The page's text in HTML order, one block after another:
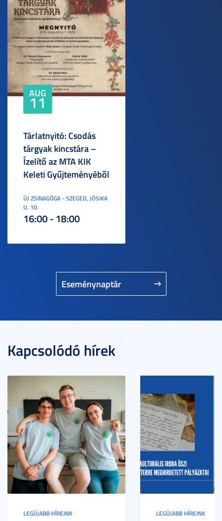
Eseménynaptár
AUG
11
Tárlatnyitó: Csodás
tárgyak kincstára –
Ízelítő az MTA KIK
Keleti Gyűjteményéből
ÚJ ZSINAGÓGA - SZEGED, JÓSIKA
U. 10.
16:00 - 18:00
Kapcsolódó hírek
LEGÚJABB HÍREINK LEGÚJABB HÍREINK